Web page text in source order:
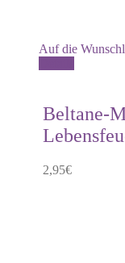
Auf die
Beltane-
2,95€